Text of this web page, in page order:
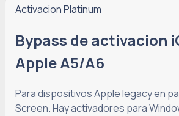
Activacion Platinum
Bypass de activacion
Apple A5/A6
Para dispositivos Apple legacy en
Screen. Hay activadores para